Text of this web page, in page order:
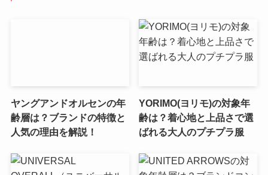
ヤングアンドオルセンの年
齢層は？ブランドの特徴と
人気の理由を解説！
YORIMO(ヨリモ)の対象年
齢は？着心地と上品さで選
ばれる大人のプチプラ服